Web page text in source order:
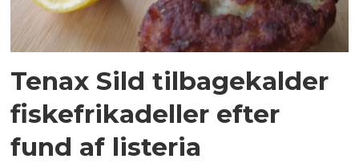
Tenax Sild tilbagekalder
fiskefrikadeller efter
fund af listeria